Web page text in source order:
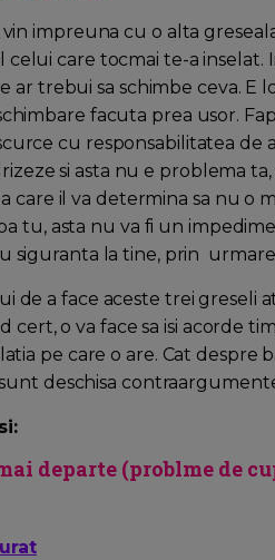
impreuna cu o alta
care tocmai te-a inselat.
ar trebui sa schimbe ceva. E
facuta prea usor.
cu responsabilitatea de
si asta nu e problema
care il va determina sa nu o
tu, asta nu va fi un
siguranta la tine, prin
de a face aceste trei greseli
cert, o va face sa isi acorde
pe care o are. Cat despre
deschisa
departe (problme de